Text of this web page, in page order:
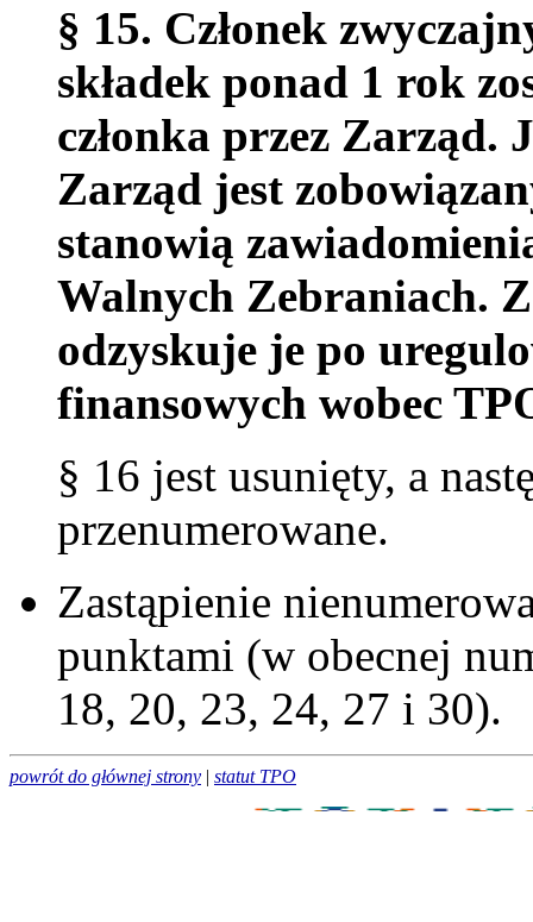
§ 15. Członek
składek ponad 1 rok
członka przez Zarząd.
Zarząd jest
stanowią
Walnych Zebraniach.
odzyskuje je po
finansowych wobec
§ 16 jest usunięty, a
przenumerowane.
Zastąpienie
punktami (w obecnej
18, 20, 23, 24, 27 i 30).
powrót do głównej strony | statut TPO